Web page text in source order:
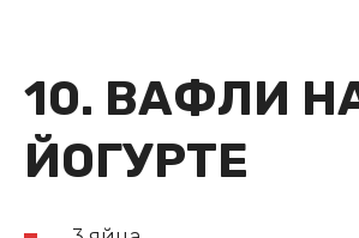
10. ВАФЛИ
ЙОГУРТЕ